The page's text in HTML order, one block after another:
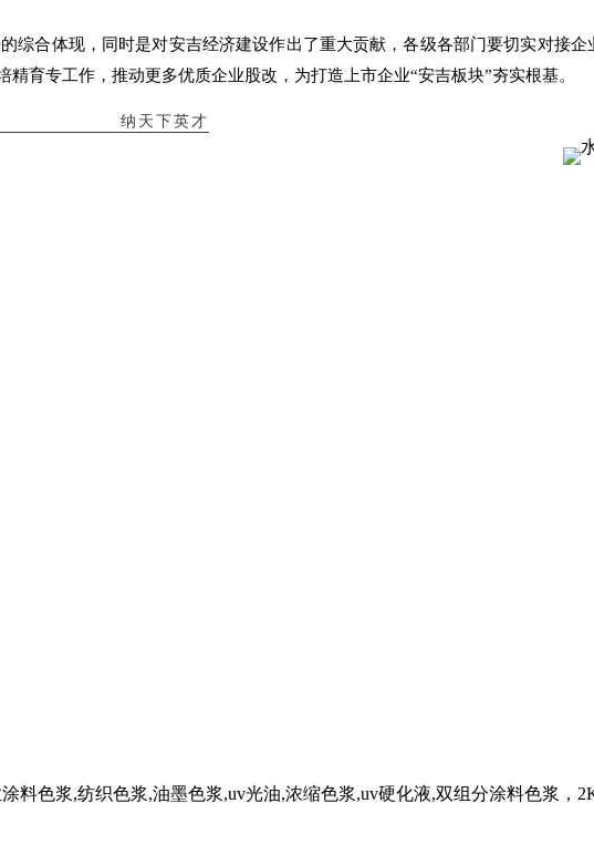
综合体现，同时是对安吉经济建设作出了重大贡献，各级各部门要切实对接
育专工作，推动更多优质企业股改，为打造上市企业“安吉板块”夯实根基。
纳天下英才
料色浆,纺织色浆,油墨色浆,uv光油,浓缩色浆,uv硬化液,双组分涂料色浆，